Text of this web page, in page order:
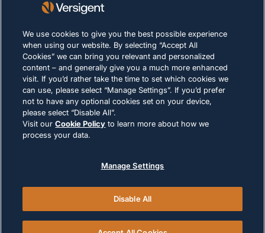
DATENSCHUTZERKLÄRUNG
Impressum
Nutzungsbedingungen
Cookie-Richtlinie
RECHTLICHE HINWEISE UND
© 2026 Versigent. All rights reserved
We use cookies to give you the best possible experience
when using our website. By selecting “Accept All
Cookies” we can bring you relevant and personalized
content – and generally give you a much more enhanced
visit. If you’d rather take the time to set which cookies we
can use, please select “Manage Settings”. If you’d prefer
not to have any optional cookies set on your device,
please select “Disable All”.
Visit ourCookie Policy to learn more about how we
process your data.
Manage Settings
Disable All